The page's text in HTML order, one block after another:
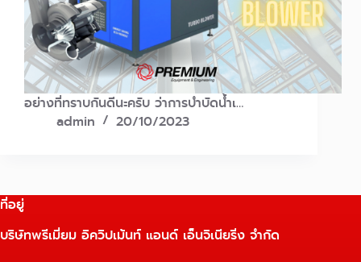
อย่างที่ทราบกันดีนะครับ ว่าการบำบัดน้ำเ…
admin
20/10/2023
ที่อยู่
บริษัทพรีเมี่ยม อิควิปเม้นท์ แอนด์ เอ็นจิเนียริ่ง จำกัด